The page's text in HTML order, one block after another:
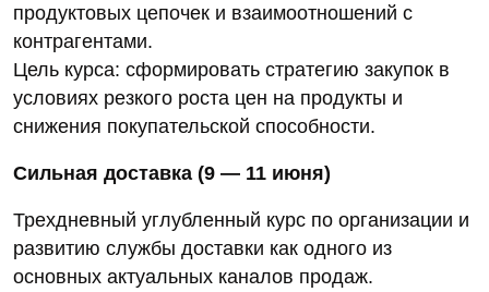
продуктовых цепочек и взаимоотношений с
контрагентами.
Цель курса: сформировать стратегию закупок в
условиях резкого роста цен на продукты и
снижения покупательской способности.
Сильная доставка (9 — 11 июня)
Трехдневный углубленный курс по организации и
развитию службы доставки как одного из
основных актуальных каналов продаж.